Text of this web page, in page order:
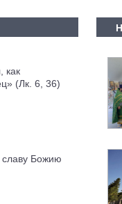
как
(Лк. 6, 36)
Божию